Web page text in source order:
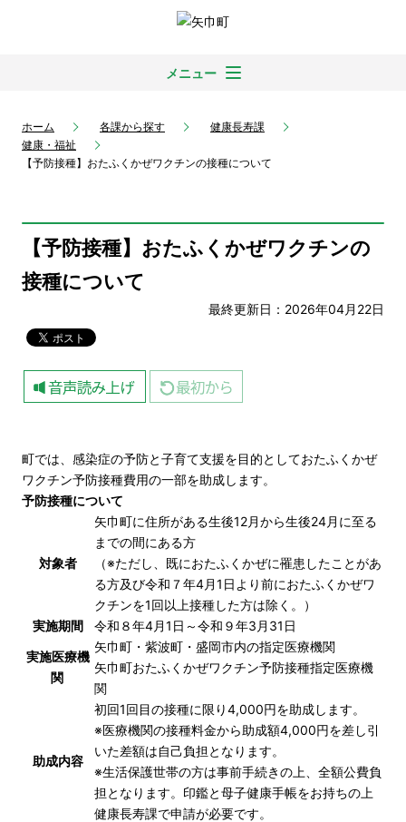
メニュー
ホーム 各課から探す
健康長寿課
健康・福祉
【予防接種】おたふくかぜワクチンの接種について
【予防接種】おたふくかぜワクチンの
接種について
最終更新日：2026年04月22日
町では、感染症の予防と子育て支援を目的としておたふくかぜ
ワクチン予防接種費用の一部を助成します。
予防接種について
対象者
矢巾町に住所がある生後12月から生後24月に至る
までの間にある方
（※ただし、既におたふくかぜに罹患したことがあ
る方及び令和７年4月1日より前におたふくかぜワ
クチンを1回以上接種した方は除く。）
実施期間
令和８年4月1日～令和９年3月31日
実施医療機
関
矢巾町・紫波町・盛岡市内の指定医療機関
矢巾町おたふくかぜワクチン予防接種指定医療機
関
助成内容
初回1回目の接種に限り4,000円を助成します。
※医療機関の接種料金から助成額4,000円を差し引
いた差額は自己負担となります。
※生活保護世帯の方は事前手続きの上、全額公費負
担となります。印鑑と母子健康手帳をお持ちの上
健康長寿課で申請が必要です。